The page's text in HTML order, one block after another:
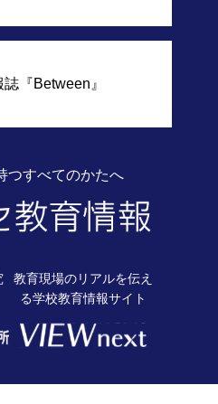
誌『Between』
つすべてのかたへ
教育現場のリアルを伝え
る学校教育情報サイト